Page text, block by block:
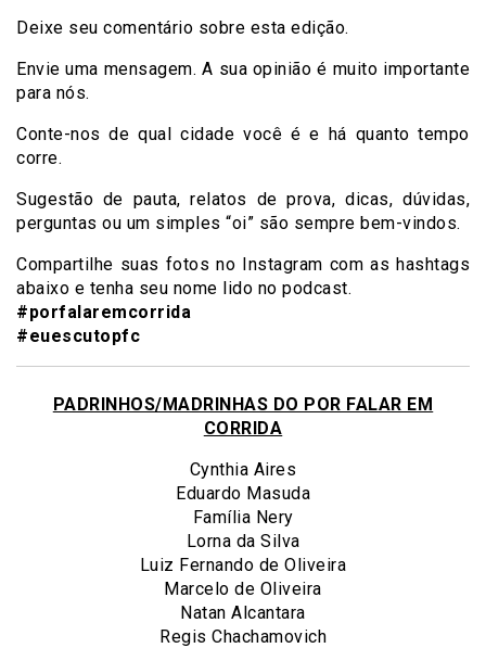
Deixe seu comentário sobre esta edição.
Envie uma mensagem. A sua opinião é muito importante
para nós.
Conte-nos de qual cidade você é e há quanto tempo
corre.
Sugestão de pauta, relatos de prova, dicas, dúvidas,
perguntas ou um simples “oi” são sempre bem-vindos.
Compartilhe suas fotos no Instagram com as hashtags
abaixo e tenha seu nome lido no podcast.
#porfalaremcorrida
#euescutopfc
PADRINHOS/MADRINHAS DO POR FALAR EM
CORRIDA
Cynthia Aires
Eduardo Masuda
Família Nery
Lorna da Silva
Luiz Fernando de Oliveira
Marcelo de Oliveira
Natan Alcantara
Regis Chachamovich